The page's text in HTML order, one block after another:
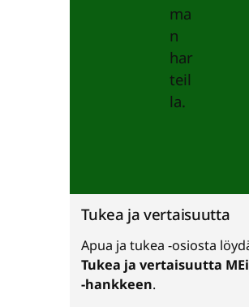
Tukea ja vertaisuutta
Apua ja tukea ‑osiosta
Tukea ja vertaisuutta
‑hankkeen.